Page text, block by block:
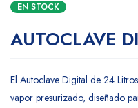
EN STOCK
AUTOCLAVE
El Autoclave Digital de 24
vapor presurizado, diseñado